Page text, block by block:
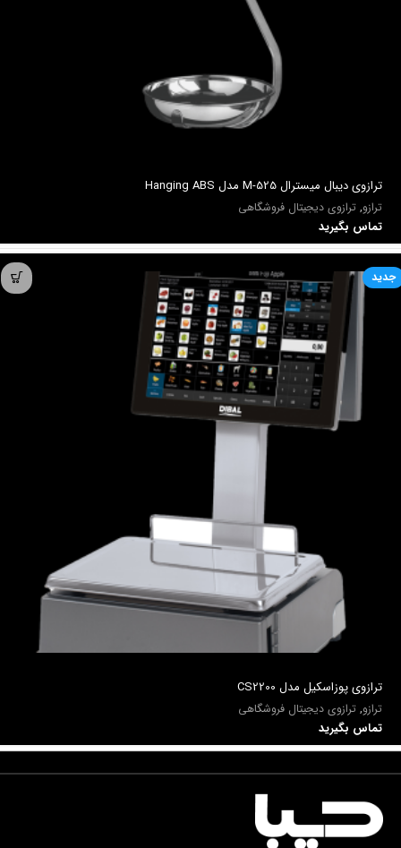
ترازوي ديبال میسترال M-525 مدل Hanging ABS
ترازو, ترازوی دیجیتال فروشگاهی
تماس بگیرید
جدید
ترازوی پوزاسکیل مدل CS2200
ترازو, ترازوی دیجیتال فروشگاهی
تماس بگیرید